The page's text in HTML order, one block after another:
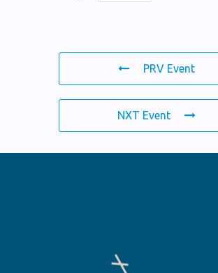
PRV Event
NXT Event